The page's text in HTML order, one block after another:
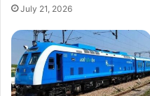
July 21, 2026